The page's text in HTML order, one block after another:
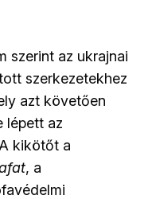
szerint az ukrajnai
szerkezetekhez
azt követően
lépett az
kikötőt a
, a